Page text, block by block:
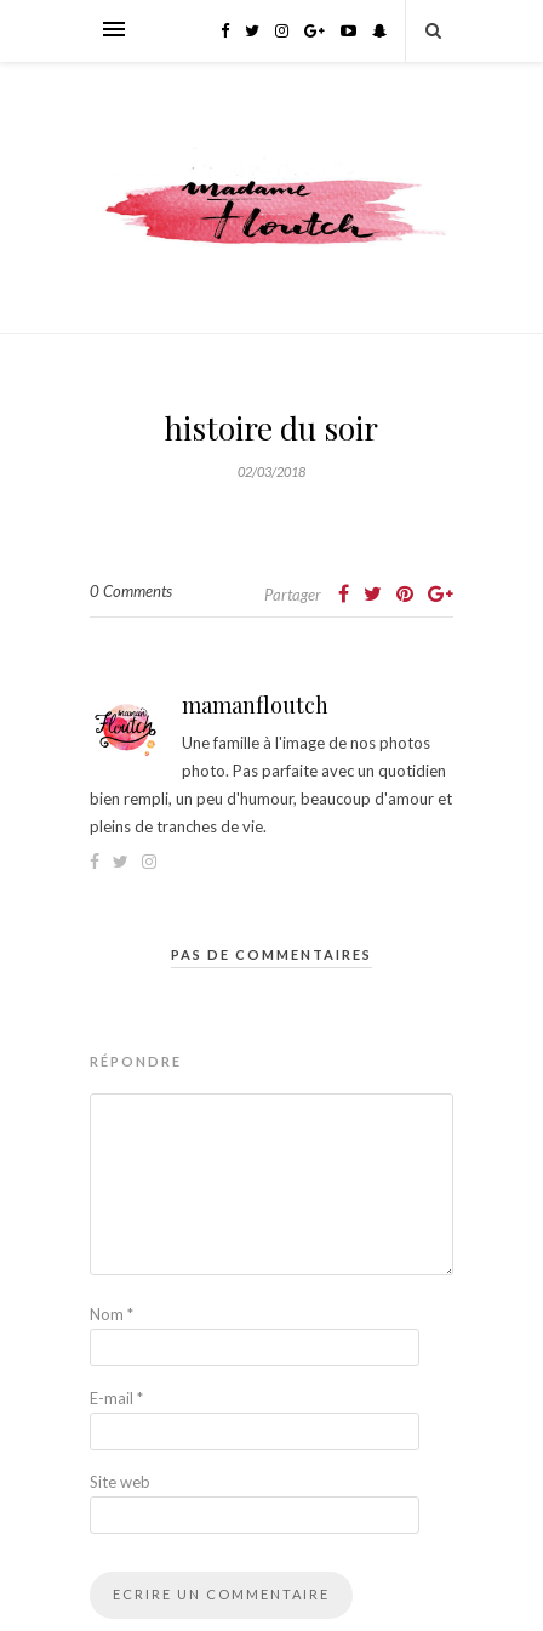
histoire du soir
02/03/2018
0 Comments Partager
mamanfloutch
Une famille à l'image de nos photos
photo. Pas parfaite avec un quotidien
bien rempli, un peu d'humour, beaucoup d'amour et
pleins de tranches de vie.
PAS DE COMMENTAIRES
RÉPONDRE
Nom *
E-mail *
Site web